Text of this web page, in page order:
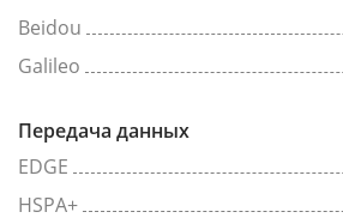
Beidou
Galileo
Передача данных
EDGE
HSPA+